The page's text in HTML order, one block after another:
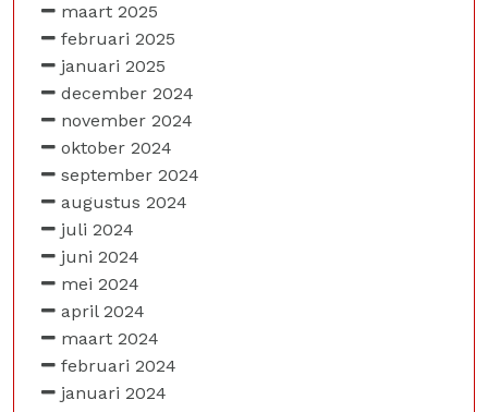
maart 2025
februari 2025
januari 2025
december 2024
november 2024
oktober 2024
september 2024
augustus 2024
juli 2024
juni 2024
mei 2024
april 2024
maart 2024
februari 2024
januari 2024